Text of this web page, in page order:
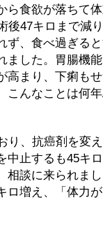
ら食欲が落ちて
後47キロまで減
ず、食べ過ぎる
ました。胃腸機
高まり、下痢も
こんなことは何
り、抗癌剤を変
中止するも45キ
相談に来られま
ロ増え、「体力